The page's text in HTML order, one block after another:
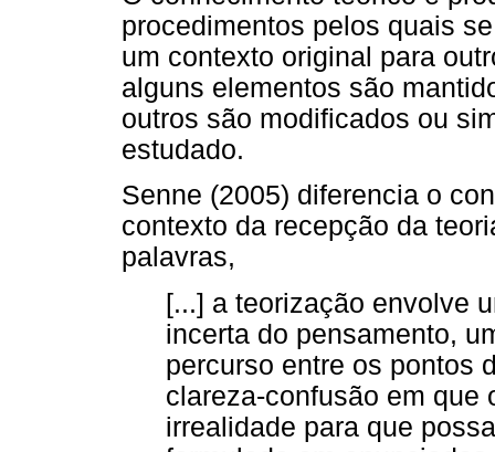
procedimentos pelos quais
um contexto original para
alguns elementos são
outros são modificados ou
estudado.
Senne (2005) diferencia o
contexto da recepção da
palavras,
[...] a teorização envolve
incerta do pensamento,
percurso entre os pontos
clareza-confusão em que
irrealidade para que